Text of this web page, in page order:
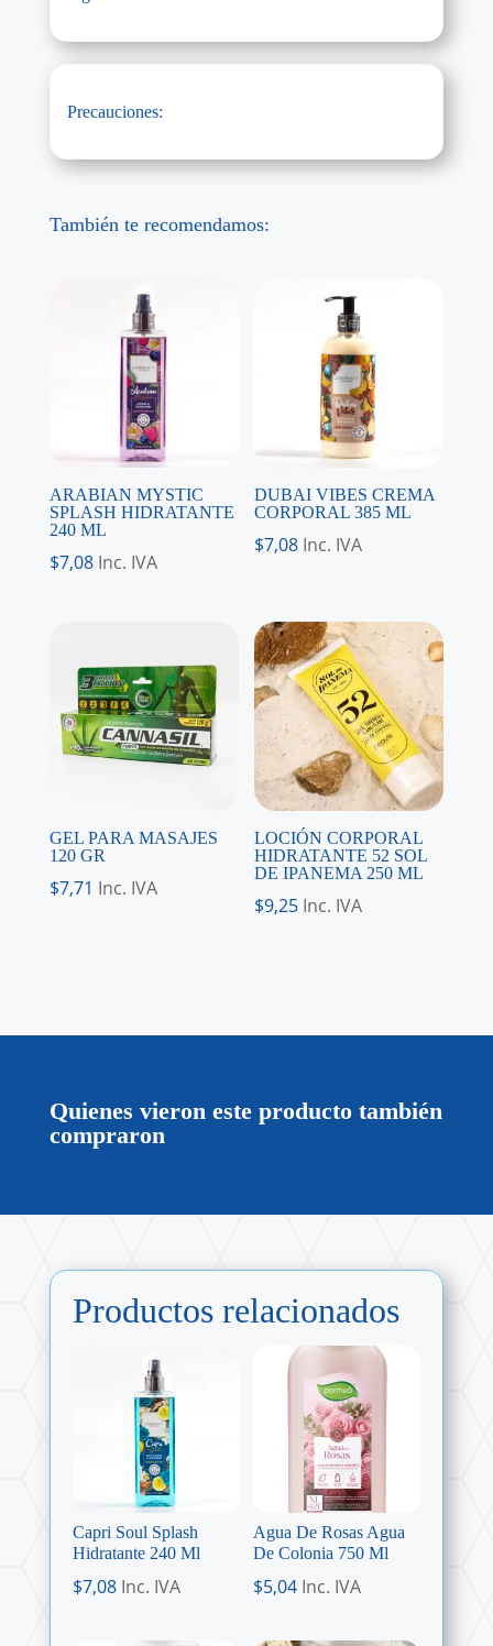
Precauciones:
También te recomendamos:
ARABIAN MYSTIC
SPLASH HIDRATANTE
240 ML
$7,08 Inc. IVA
DUBAI VIBES CREMA
CORPORAL 385 ML
$7,08 Inc. IVA
GEL PARA MASAJES
120 GR
$7,71 Inc. IVA
LOCIÓN CORPORAL
HIDRATANTE 52 SOL
DE IPANEMA 250 ML
$9,25 Inc. IVA
Quienes vieron este producto también
compraron
Productos relacionados
Capri Soul Splash
Hidratante 240 Ml
$7,08 Inc. IVA
Agua De Rosas Agua
De Colonia 750 Ml
$5,04 Inc. IVA